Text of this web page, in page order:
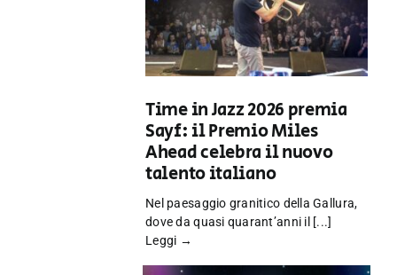
Time in Jazz 2026 premia
Sayf: il Premio Miles
Ahead celebra il nuovo
talento italiano
Nel paesaggio granitico della Gallura,
dove da quasi quarant’anni il [...]
Leggi →